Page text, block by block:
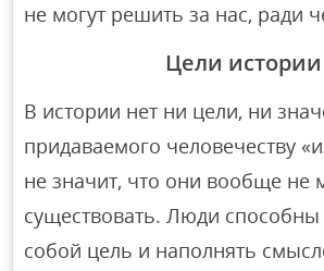
не могут решить за нас, ради
Цели истории
В истории нет ни цели, ни
придаваемого человечеству
не значит, что они вообще не
существовать. Люди способны
собой цель и наполнять